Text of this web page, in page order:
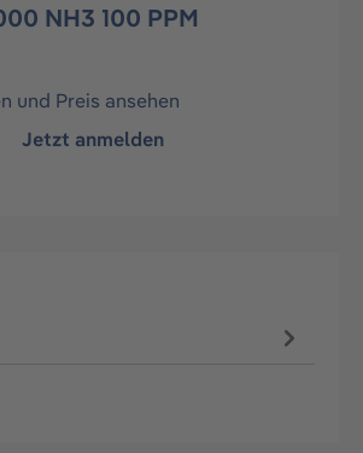
NH3 100 PPM
und Preis ansehen
Jetzt anmelden